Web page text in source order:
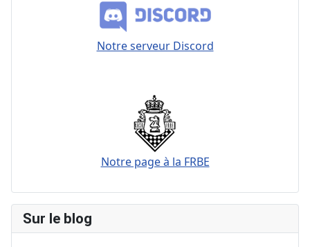
Notre serveur Discord
Notre page à la FRBE
Sur le blog